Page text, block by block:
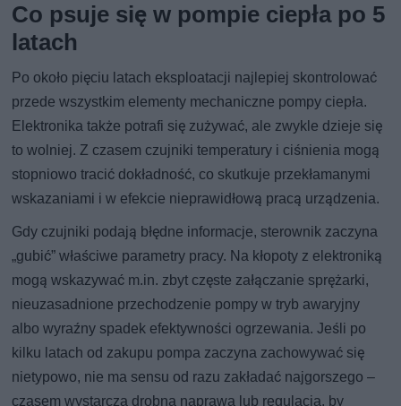
Co psuje się w pompie ciepła po 5
latach
Po około pięciu latach eksploatacji najlepiej skontrolować
przede wszystkim elementy mechaniczne pompy ciepła.
Elektronika także potrafi się zużywać, ale zwykle dzieje się
to wolniej. Z czasem czujniki temperatury i ciśnienia mogą
stopniowo tracić dokładność, co skutkuje przekłamanymi
wskazaniami i w efekcie nieprawidłową pracą urządzenia.
Gdy czujniki podają błędne informacje, sterownik zaczyna
„gubić” właściwe parametry pracy. Na kłopoty z elektroniką
mogą wskazywać m.in. zbyt częste załączanie sprężarki,
nieuzasadnione przechodzenie pompy w tryb awaryjny
albo wyraźny spadek efektywności ogrzewania. Jeśli po
kilku latach od zakupu pompa zaczyna zachowywać się
nietypowo, nie ma sensu od razu zakładać najgorszego –
czasem wystarcza drobna naprawa lub regulacja, by